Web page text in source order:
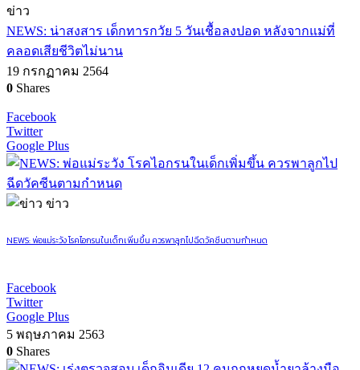
ข่าว
NEWS: น่าสงสาร เด็กทารกวัย 5 วันเชื้อลงปอด หลังจากแม่ที่
คลอดเสียชีวิตไม่นาน
19 กรกฏาคม 2564
0 Shares
Facebook
Twitter
Google Plus
ข่าว
NEWS: พ่อแม่ระวัง โรคไอกรนในเด็กเพิ่มขึ้น ควรพาลูกไปฉีดวัคซีนตามกำหนด
Facebook
Twitter
Google Plus
5 พฤษภาคม 2563
0 Shares